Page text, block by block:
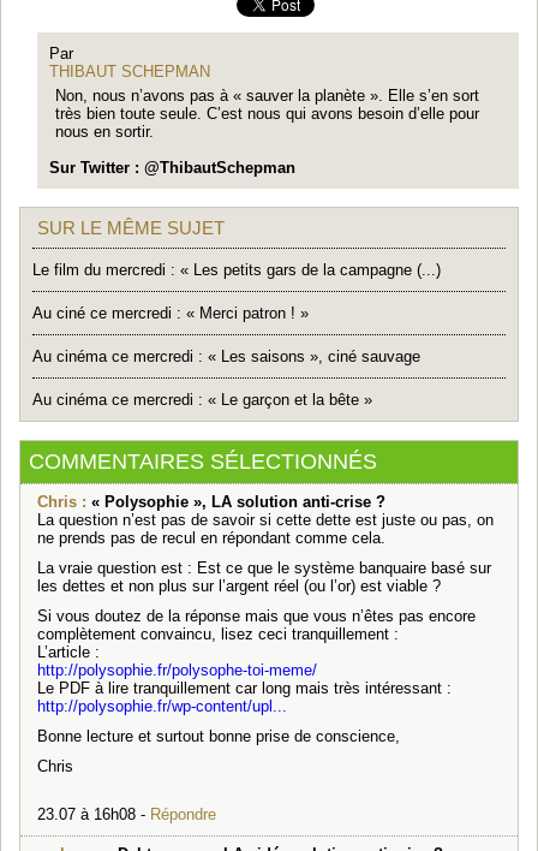
Par
THIBAUT SCHEPMAN
Non, nous n’avons pas à « sauver la planète ». Elle s’en sort
très bien toute seule. C’est nous qui avons besoin d’elle pour
nous en sortir.
Sur Twitter : @ThibautSchepman
SUR LE MÊME SUJET
Le film du mercredi : « Les petits gars de la campagne (...)
Au ciné ce mercredi : « Merci patron ! »
Au cinéma ce mercredi : « Les saisons », ciné sauvage
Au cinéma ce mercredi : « Le garçon et la bête »
COMMENTAIRES SÉLECTIONNÉS
Chris : « Polysophie », LA solution anti-crise ?
La question n’est pas de savoir si cette dette est juste ou pas, on
ne prends pas de recul en répondant comme cela.
La vraie question est : Est ce que le système banquaire basé sur
les dettes et non plus sur l’argent réel (ou l’or) est viable ?
Si vous doutez de la réponse mais que vous n’êtes pas encore
complètement convaincu, lisez ceci tranquillement :
L’article :
http://polysophie.fr/polysophe-toi-meme/
Le PDF à lire tranquillement car long mais très intéressant :
http://polysophie.fr/wp-content/upl...
Bonne lecture et surtout bonne prise de conscience,
Chris
23.07 à 16h08 - Répondre